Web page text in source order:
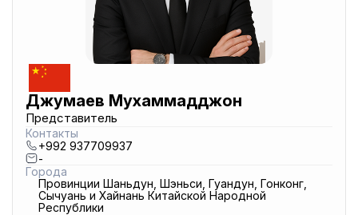
Джумаев Мухаммадджон
Представитель
Контакты
+992 937709937
-
Города
Провинции Шаньдун, Шэньси, Гуандун, Гонконг,
Сычуань и Хайнань Китайской Народной
Республики